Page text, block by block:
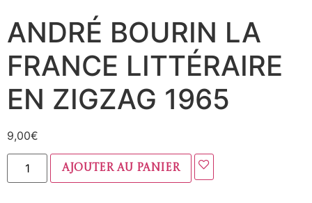
ANDRÉ BOURIN LA
FRANCE LITTÉRAIRE
EN ZIGZAG 1965
9,00€
Ajouter au panier